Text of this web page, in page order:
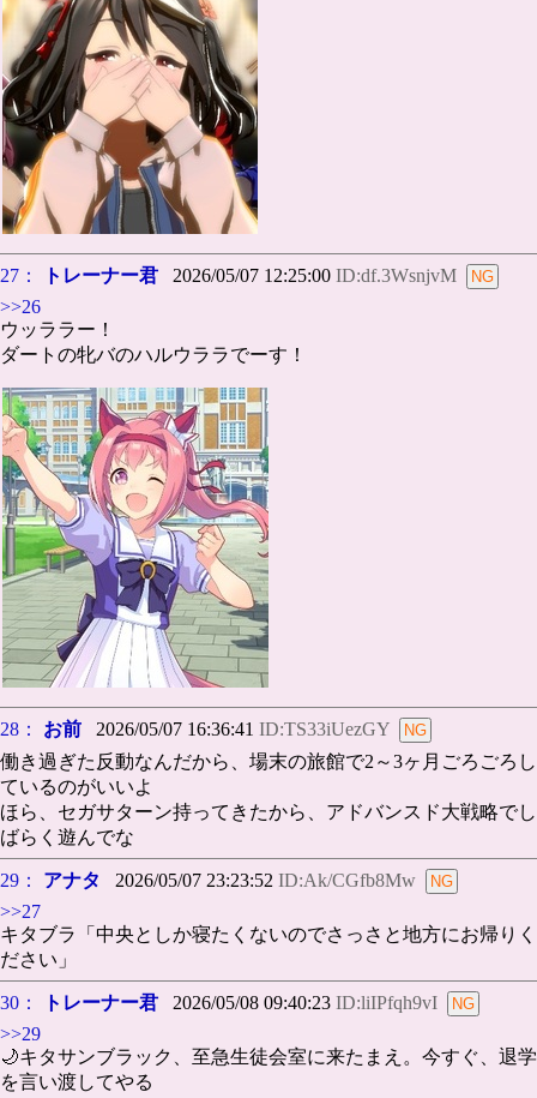
27： トレーナー君 2026/05/07 12:25:00 ID:df.3WsnjvM
>>26
ウッララー！
ダートの牝バのハルウララでーす！
28： お前 2026/05/07 16:36:41 ID:TS33iUezGY
働き過ぎた反動なんだから、場末の旅館で2～3ヶ月ごろごろし
ているのがいいよ
ほら、セガサターン持ってきたから、アドバンスド大戦略でし
ばらく遊んでな
29： アナタ 2026/05/07 23:23:52 ID:Ak/CGfb8Mw
>>27
キタブラ「中央としか寝たくないのでさっさと地方にお帰りく
ださい」
30： トレーナー君 2026/05/08 09:40:23 ID:liIPfqh9vI
>>29
🌙キタサンブラック、至急生徒会室に来たまえ。今すぐ、退学
を言い渡してやる